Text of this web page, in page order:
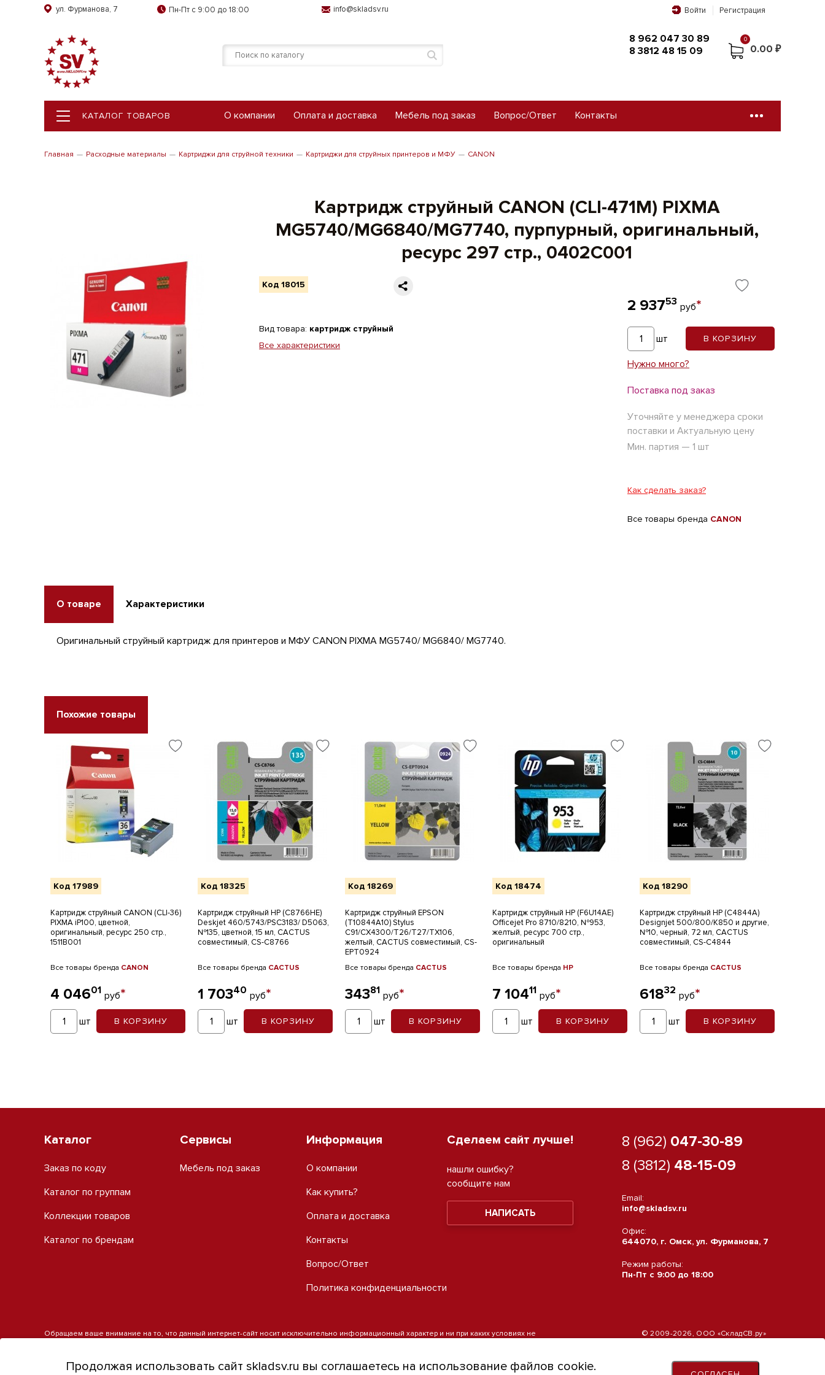
ул. Фурманова, 7 Пн-Пт с 9:00 до 18:00 info@skladsv.ru Войти Регистрация
8 962 047 30 89
8 3812 48 15 09
0
0.00 ₽
КАТАЛОГ ТОВАРОВ О компании Оплата и доставка Мебель под заказ Вопрос/Ответ Контакты
Главная Расходные материалы Картриджи для струйной техники Картриджи для струйных принтеров и МФУ CANON
Картридж струйный CANON (CLI-471М) PIXMA
MG5740/MG6840/MG7740, пурпурный, оригинальный,
ресурс 297 стр., 0402C001
Код 18015
Вид товара: картридж струйный
Все характеристики
2 93753 руб*
шт В КОРЗИНУ
Нужно много?
Поставка под заказ
Уточняйте у менеджера сроки
поставки и Актуальную цену
Мин. партия — 1 шт
Как сделать заказ?
Все товары бренда CANON
О товаре Характеристики
Оригинальный струйный картридж для принтеров и МФУ CANON PIXMA MG5740/ MG6840/ MG7740.
Похожие товары
Код 17989
Картридж струйный CANON (CLI-36)
PIXMA iP100, цветной,
оригинальный, ресурс 250 стр.,
1511B001
Все товары бренда CANON
4 04601 руб*
шт В КОРЗИНУ
Код 18325
Картридж струйный HP (C8766HE)
Deskjet 460/5743/PSC3183/ D5063,
№135, цветной, 15 мл, CACTUS
совместимый, CS-C8766
Все товары бренда CACTUS
1 70340 руб*
шт В КОРЗИНУ
Код 18269
Картридж струйный EPSON
(T10844A10) Stylus
C91/CX4300/T26/T27/TX106,
желтый, CACTUS совместимый, CS-
EPT0924
Все товары бренда CACTUS
34381 руб*
шт В КОРЗИНУ
Код 18474
Картридж струйный HP (F6U14AE)
Officejet Pro 8710/8210, №953,
желтый, ресурс 700 стр.,
оригинальный
Все товары бренда HP
7 10411 руб*
шт В КОРЗИНУ
Код 18290
Картридж струйный HP (C4844A)
Designjet 500/800/K850 и другие,
№10, черный, 72 мл, CACTUS
совместимый, CS-C4844
Все товары бренда CACTUS
61832 руб*
шт В КОРЗИНУ
Каталог
Заказ по коду
Каталог по группам
Коллекции товаров
Каталог по брендам
Сервисы
Мебель под заказ
Информация
О компании
Как купить?
Оплата и доставка
Контакты
Вопрос/Ответ
Политика конфиденциальности
Сделаем сайт лучше!
нашли ошибку?
сообщите нам
НАПИСАТЬ
8 (962) 047-30-89
8 (3812) 48-15-09
Email:
info@skladsv.ru
Офис:
644070, г. Омск, ул. Фурманова, 7
Режим работы:
Пн-Пт с 9:00 до 18:00
Обращаем ваше внимание на то, что данный интернет-сайт носит исключительно информационный характер и ни при каких условиях не
© 2009-2026, ООО «СкладСВ.ру»
Продолжая использовать сайт skladsv.ru вы соглашаетесь на использование файлов cookie.